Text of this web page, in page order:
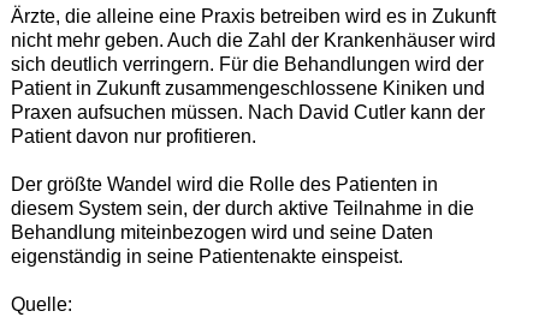
Ärzte, die alleine eine Praxis betreiben wird es in Zukunft
nicht mehr geben. Auch die Zahl der Krankenhäuser wird
sich deutlich verringern. Für die Behandlungen wird der
Patient in Zukunft zusammengeschlossene Kiniken und
Praxen aufsuchen müssen. Nach David Cutler kann der
Patient davon nur profitieren.
Der größte Wandel wird die Rolle des Patienten in
diesem System sein, der durch aktive Teilnahme in die
Behandlung miteinbezogen wird und seine Daten
eigenständig in seine Patientenakte einspeist.
Quelle: